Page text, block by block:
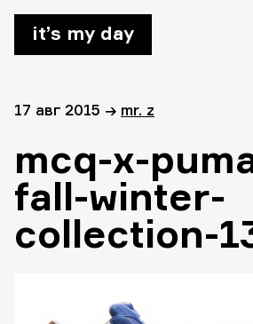
it’s my day
17 авг 2015 → mr. z
mcq-x-
fall-winter-
collection-